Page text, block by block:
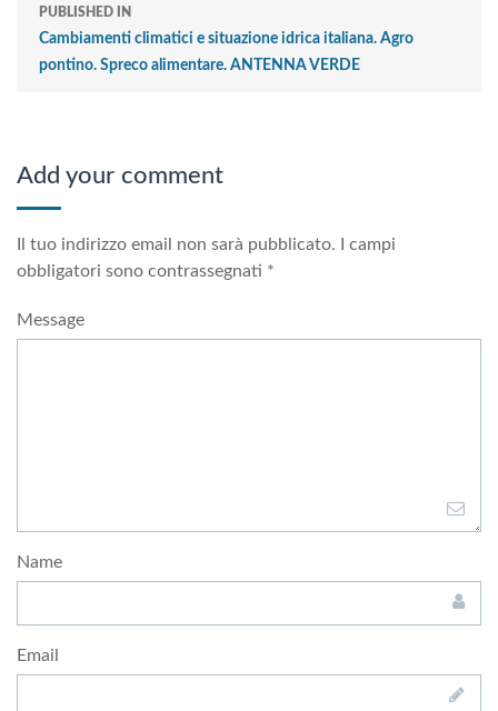
PUBLISHED IN
Cambiamenti climatici e situazione idrica italiana. Agro
pontino. Spreco alimentare. ANTENNA VERDE
Add your comment
Il tuo indirizzo email non sarà pubblicato. I campi
obbligatori sono contrassegnati *
Message
Name
Email